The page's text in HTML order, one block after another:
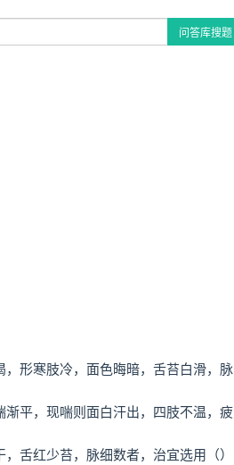
问答库搜题
形寒肢冷，面色晦暗，舌苔白滑，脉
平，现喘则面白汗出，四肢不温，疲
舌红少苔，脉细数者，治宜选用（）